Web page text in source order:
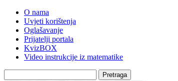
O nama
Uvjeti korištenja
Oglašavanje
Prijatelji portala
KvizBOX
Video instrukcije iz matematike
Pretraga